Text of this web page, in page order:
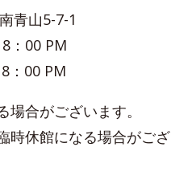
青山5-7-1
：00 PM
：00 PM
合がございます。
時休館になる場合がござ